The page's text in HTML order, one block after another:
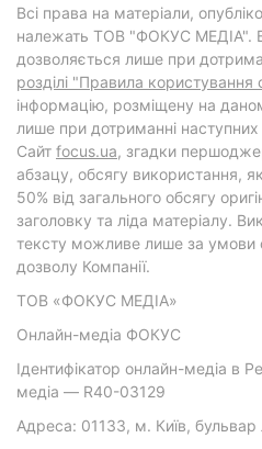
Всі права на матеріали,
належать ТОВ "ФОКУС МЕДІА".
дозволяється лише при
розділі "Правила користування
інформацію, розміщену на
лише при дотриманні
Cайт focus.ua, згадки
абзацу, обсягу використання,
50% від загального обсягу
заголовку та ліда матеріалу.
тексту можливе лише за умови
дозволу Компанії.
ТОВ «ФОКУС МЕДІА»
Онлайн-медіа ФОКУС
Ідентифікатор онлайн-медіа в
медіа — R40-03129
Адреса: 01133, м. Київ, бульвар